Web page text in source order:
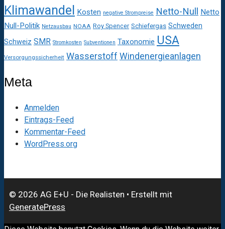
Klimawandel Kosten negative Strompreise Netto-Null Netto
Null-Politik Netzausbau NOAA Roy Spencer Schiefergas Schweden
Schweiz SMR Stromkosten Subventionen Taxonomie USA
Versorgungssicherheit Wasserstoff Windenergieanlagen
Meta
Anmelden
Eintrags-Feed
Kommentar-Feed
WordPress.org
© 2026 AG E+U - Die Realisten • Erstellt mit
GeneratePress